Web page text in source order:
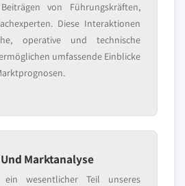
von Führungskräften,
Diese Interaktionen
operative und technische
umfassende Einblicke
Marktanalyse
wesentlicher Teil unseres